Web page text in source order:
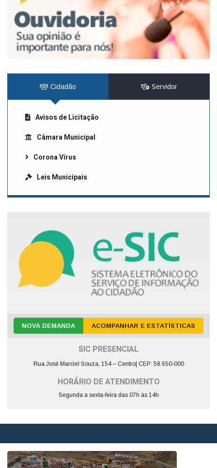
Cidadão Servidor
Avisos de Licitação
Câmara Municipal
Corona Vírus
Leis Municipais
NOVA DEMANDA ACOMPANHAR E ESTATÍSTICAS
SIC PRESENCIAL
Rua José Marciel Souza, 154 – Centro| CEP: 58.650-000
HORÁRIO DE ATENDIMENTO
Segunda a sexta-feira das 07h às 14h